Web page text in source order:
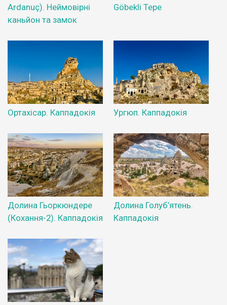
Ardanuç). Неймовірні
каньйон та замок
Göbekli Tepe
Ортахісар. Каппадокія Ургюп. Каппадокія
Долина Гьоркюндере
(Кохання-2). Каппадокія
Долина Голуб’ятень.
Каппадокія